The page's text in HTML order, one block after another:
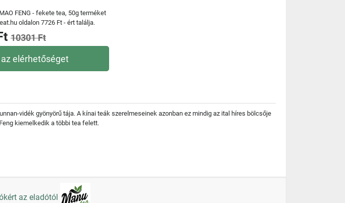
FENG - fekete tea, 50g terméket
oldalon 7726 Ft - ért találja.
10301 Ft
elérhetőséget
vidék gyönyörű tája. A kínai teák szerelmeseinek azonban ez mindig az ital híres bölcsője
kiemelkedik a többi tea felett.
az eladótól